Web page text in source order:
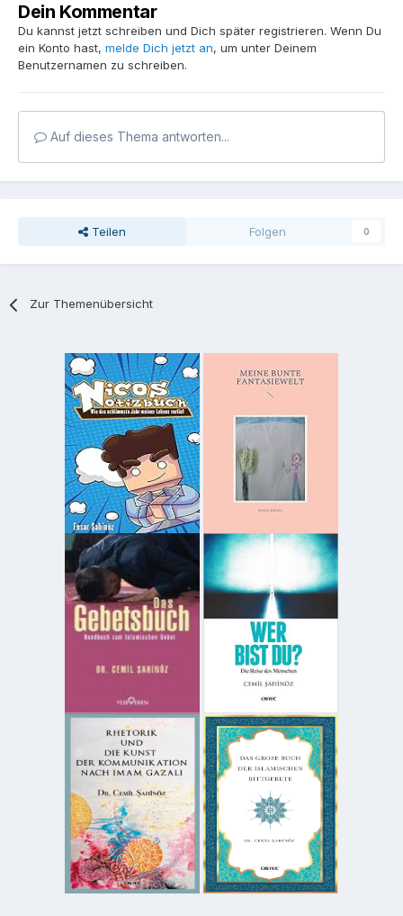
Dein Kommentar
Du kannst jetzt schreiben und Dich später registrieren. Wenn Du
ein Konto hast, melde Dich jetzt an, um unter Deinem
Benutzernamen zu schreiben.
Auf dieses Thema antworten...
Teilen Folgen 0
Zur Themenübersicht